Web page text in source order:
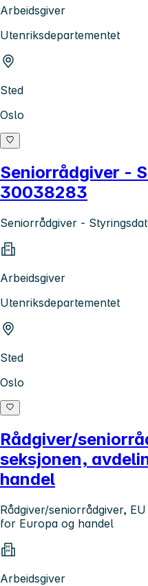
Arbeidsgiver
Utenriksdepartementet
Sted
Oslo
Seniorrådgiver -
30038283
Seniorrådgiver -
Arbeidsgiver
Utenriksdepartementet
Sted
Oslo
Rådgiver/
seksjonen,
handel
Rådgiver/seniorrådgiver,
for Europa og handel
Arbeidsgiver